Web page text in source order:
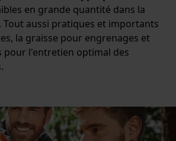
en grande quantité dans la
Tout aussi pratiques et importants
la graisse pour engrenages et
pour l'entretien optimal des
Fact-Finder Tracking